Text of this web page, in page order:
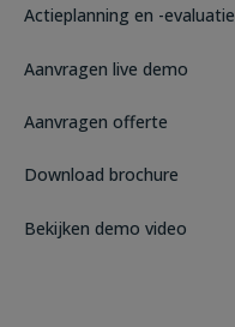
Actieplanning en -evaluatie
Aanvragen live demo
Aanvragen offerte
Download brochure
Bekijken demo video